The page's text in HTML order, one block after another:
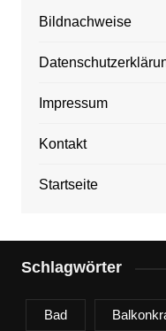
Bildnachweise
Impressum
Kontakt
Startseite
Schlagwörter
Bad